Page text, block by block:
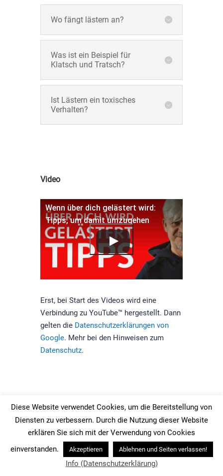
Wo fängt lästern an?
Was ist ein Beispiel für
Klatsch und Tratsch?
Ist Lästern ein toxisches
Verhalten?
Video
Wenn über dich gelästert wird:
Tipps, um damit umzugehen
Erst, bei Start des Videos wird eine
Verbindung zu YouTube™ hergestellt. Dann
gelten die Datenschutzerklärungen von
Google. Mehr bei den Hinweisen zum
Datenschutz.
5 Tipps zum Umgang mit Lästereien
Hier ein paar Möglichkeiten, wie Sie auf
Lästereien reagieren können.
Diese Website verwendet Cookies, um die Bereitstellung von
Diensten zu verbessern. Durch die Nutzung dieser Website
erklären Sie sich mit der Verwendung von Cookies
einverstanden.
Akzeptieren Ablehnen und Seiten verlassen!
Info (Datenschutzerklärung)